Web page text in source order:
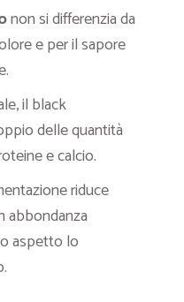
non si differenzia da
e per il sapore
il black
delle quantità
e calcio.
riduce
abbondanza
aspetto lo